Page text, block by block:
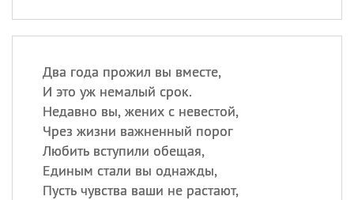
Два года прожил вы вместе,
И это уж немалый срок.
Недавно вы, жених с невестой,
Чрез жизни важненный порог
Любить вступили обещая,
Единым стали вы однажды,
Пусть чувства ваши не растают,